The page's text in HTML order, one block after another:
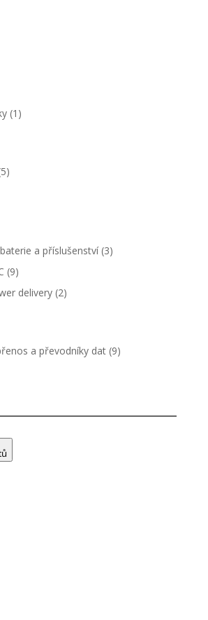
1 1
55
a příslušenství 33
99
produktů
delivery 22
a převodníky dat 99